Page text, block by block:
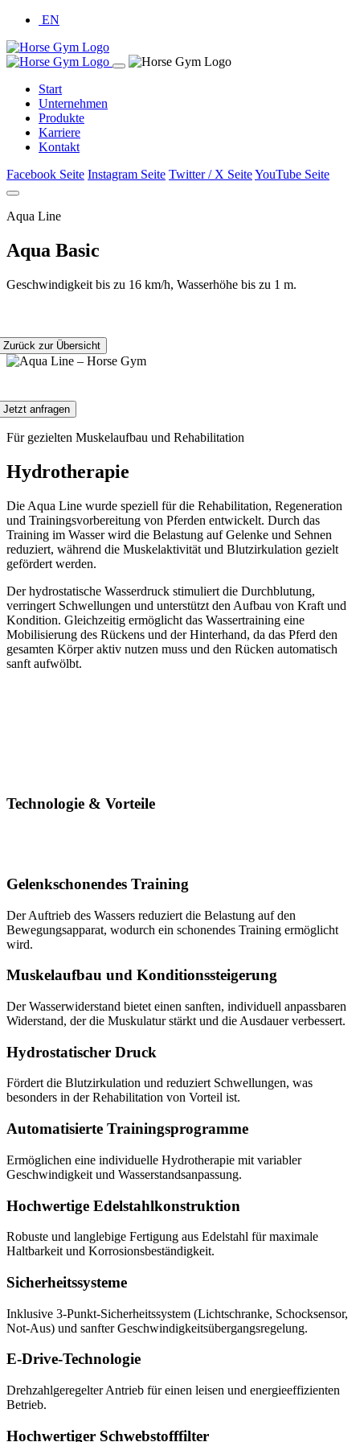
EN
Start
Unternehmen
Produkte
Karriere
Kontakt
Facebook Seite Instagram Seite Twitter / X SeiteYouTube Seite
Aqua Line
Aqua Basic
Geschwindigkeit bis zu 16 km/h, Wasserhöhe bis zu 1 m.
Zurück zur Übersicht
Jetzt anfragen
Für gezielten Muskelaufbau und Rehabilitation
Hydrotherapie
Die Aqua Line wurde speziell für die Rehabilitation, Regeneration
und Trainingsvorbereitung von Pferden entwickelt. Durch das
Training im Wasser wird die Belastung auf Gelenke und Sehnen
reduziert, während die Muskelaktivität und Blutzirkulation gezielt
gefördert werden.
Der hydrostatische Wasserdruck stimuliert die Durchblutung,
verringert Schwellungen und unterstützt den Aufbau von Kraft und
Kondition. Gleichzeitig ermöglicht das Wassertraining eine
Mobilisierung des Rückens und der Hinterhand, da das Pferd den
gesamten Körper aktiv nutzen muss und den Rücken automatisch
sanft aufwölbt.
Technologie & Vorteile
Gelenkschonendes Training
Der Auftrieb des Wassers reduziert die Belastung auf den
Bewegungsapparat, wodurch ein schonendes Training ermöglicht
wird.
Muskelaufbau und Konditionssteigerung
Der Wasserwiderstand bietet einen sanften, individuell anpassbaren
Widerstand, der die Muskulatur stärkt und die Ausdauer verbessert.
Hydrostatischer Druck
Fördert die Blutzirkulation und reduziert Schwellungen, was
besonders in der Rehabilitation von Vorteil ist.
Automatisierte Trainings­programme
Ermöglichen eine individuelle Hydrotherapie mit variabler
Geschwindigkeit und Wasserstandsanpassung.
Hochwertige Edelstahlkonstruktion
Robuste und langlebige Fertigung aus Edelstahl für maximale
Haltbarkeit und Korrosionsbeständigkeit.
Sicherheitssysteme
Inklusive 3-Punkt-Sicherheitssystem (Lichtschranke, Schocksensor,
Not-Aus) und sanfter Geschwindigkeitsübergangsregelung.
E-Drive-Technologie
Drehzahlgeregelter Antrieb für einen leisen und energieeffizienten
Betrieb.
Hochwertiger Schwebstofffilter